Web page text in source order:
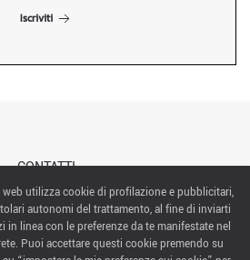
Iscriviti
CONTATTI
ABOUT US
GROUP SpA All rights reserved
utilizza cookie di profilazione e pubblicitari,
autonomi del trattamento, al fine di inviarti
linea con le preferenze da te manifestate nel
Puoi accettare questi cookie premendo su